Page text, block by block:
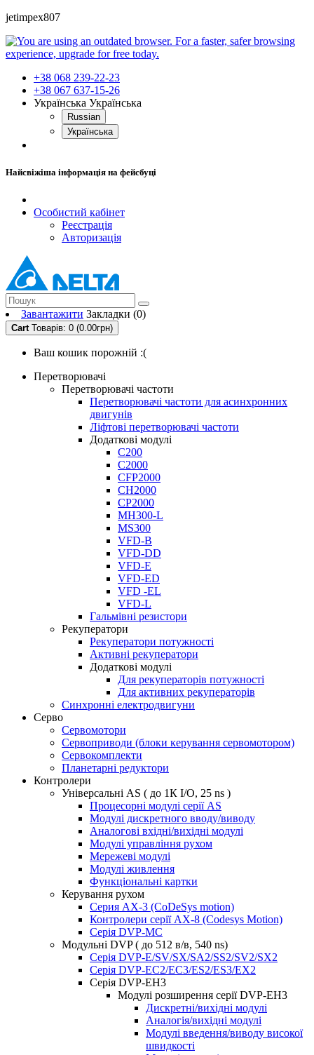
jetimpex807
+38 068 239-22-23
+38 067 637-15-26
Українська Українська
Russian
Українська
Найсвіжіша інформація на фейсбуці
Особистий кабінет
Реєстрація
Авторизація
Завантажити Закладки (0)
Cart Товарів: 0 (0.00грн)
Ваш кошик порожній :(
Перетворювачі
Перетворювачі частоти
Перетворювачі частоти для асинхронних
двигунів
Ліфтові перетворювачі частоти
Додаткові модулі
C200
C2000
CFP2000
CH2000
CP2000
MH300-L
MS300
VFD-B
VFD-DD
VFD-E
VFD-ED
VFD -EL
VFD-L
Гальмівні резистори
Рекуператори
Рекуператори потужності
Активні рекуператори
Додаткові модулі
Для рекуператорів потужності
Для активних рекуператорів
Синхронні електродвигуни
Серво
Сервомотори
Сервоприводи (блоки керування сервомотором)
Сервокомплекти
Планетарні редуктори
Контролери
Універсальні AS ( до 1К I/O, 25 ns )
Процесорні модулі серії AS
Модулі дискретного вводу/виводу
Аналогові вхідні/вихідні модулі
Модулі управління рухом
Мережеві модулі
Модулі живлення
Функціональні картки
Керування рухом
Серия AX-3 (CoDeSys motion)
Контролери серії AX-8 (Codesys Motion)
Серія DVP-MC
Модульні DVP ( до 512 в/в, 540 ns)
Серія DVP-E/SV/SX/SA2/SS2/SV2/SX2
Серія DVP-EC2/EC3/ES2/ES3/EX2
Серія DVP-EH3
Модулі розширення серії DVP-EH3
Дискретні/вихідні модулі
Аналогія/вихідні модулі
Модулі введення/виводу високої
швидкості